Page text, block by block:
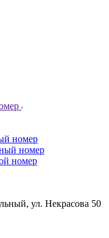
номер
номер
номер
, ул. Некрасова 50